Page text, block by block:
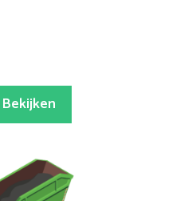
Bekijken